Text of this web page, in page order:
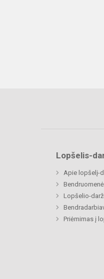
Lopšelis-
Apie lopšelį-
Lopšelio-
Priėmimas į